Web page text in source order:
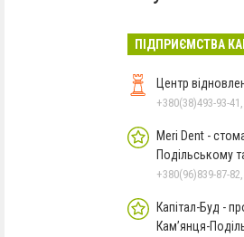
ПІДПРИЄМСТВА
Центр
+380(38)493-93-
Meri Dent -
Подільському
+380(96)839-87-
Капітал-Буд -
Кам’янця-